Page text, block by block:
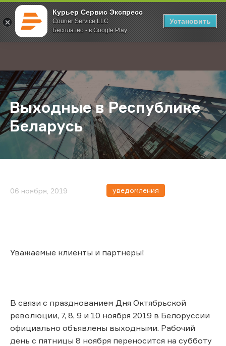
Курьер Сервис Экспресс
Courier Service LLC
Бесплатно - в Google Play
Установить
; Главная О компании Новости Выходные в Республике Беларусь
Выходные в Республике
Беларусь
06 ноября, 2019 уведомления
Уважаемые клиенты и партнеры!
В связи с празднованием Дня Октябрьской
революции, 7, 8, 9 и 10 ноября 2019 в Белоруссии
официально объявлены выходными. Рабочий
день с пятницы 8 ноября переносится на субботу